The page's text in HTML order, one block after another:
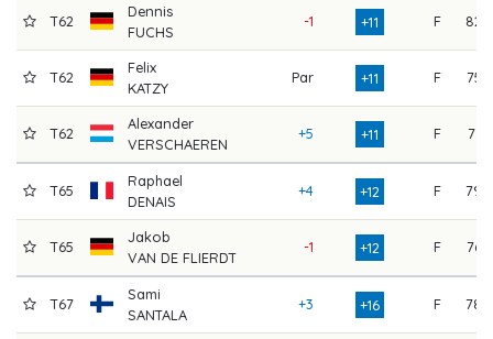
T62
Dennis
FUCHS
-1 +11 F 82
T62
Felix
KATZY
Par +11 F 75
T62
Alexander
VERSCHAEREN
+5 +11 F 71
T65
Raphael
DENAIS
+4 +12 F 79
T65
Jakob
VAN DE FLIERDT
-1 +12 F 76
T67
Sami
SANTALA
+3 +16 F 78